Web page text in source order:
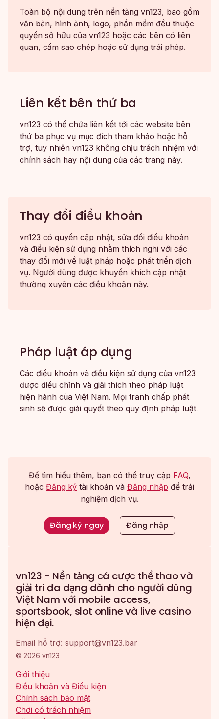
Toàn bộ nội dung trên nền tảng vn123, bao gồm
văn bản, hình ảnh, logo, phần mềm đều thuộc
quyền sở hữu của vn123 hoặc các bên có liên
quan, cấm sao chép hoặc sử dụng trái phép.
Liên kết bên thứ ba
vn123 có thể chứa liên kết tới các website bên
thứ ba phục vụ mục đích tham khảo hoặc hỗ
trợ, tuy nhiên vn123 không chịu trách nhiệm với
chính sách hay nội dung của các trang này.
Thay đổi điều khoản
vn123 có quyền cập nhật, sửa đổi điều khoản
và điều kiện sử dụng nhằm thích nghi với các
thay đổi mới về luật pháp hoặc phát triển dịch
vụ. Người dùng được khuyến khích cập nhật
thường xuyên các điều khoản này.
Pháp luật áp dụng
Các điều khoản và điều kiện sử dụng của vn123
được điều chỉnh và giải thích theo pháp luật
hiện hành của Việt Nam. Mọi tranh chấp phát
sinh sẽ được giải quyết theo quy định pháp luật.
Để tìm hiểu thêm, bạn có thể truy cập FAQ,
hoặc Đăng ký tài khoản và Đăng nhập để trải
nghiệm dịch vụ.
Đăng ký ngay Đăng nhập
vn123 - Nền tảng cá cược thể thao và
giải trí đa dạng dành cho người dùng
Việt Nam với mobile access,
sportsbook, slot online và live casino
hiện đại.
Email hỗ trợ: support@vn123.bar
© 2026 vn123
Giới thiệu
Điều khoản và Điều kiện
Chính sách bảo mật
Chơi có trách nhiệm